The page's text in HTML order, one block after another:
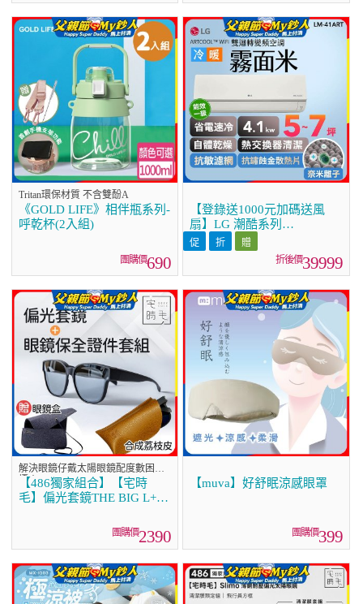
Tritan環保材質 不含雙酚A
《GOLD LIFE》相伴瓶系列-
呼乾杯(2入組)
690
【登錄送1000元加碼送風
扇】LG 潮酷系列
ARTCOOL™ WiFi 潮酷冷暖
雙迴轉變頻空調 - 霧面米
_4.1kw_建議適用坪數約5-7
39999
解決眼鏡仔戴太陽眼鏡配度數困
擾！
【486獨家組合】【宅時
毛】偏光套鏡THE BIG L+眼
2390
【muva】好舒眠涼感眼罩
399